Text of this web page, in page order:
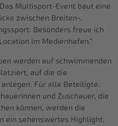
Multisport-Event baut eine
zwischen Breiten-,
Besonders freue ich
im Medienhafen.“
werden auf schwimmenden
auf die die
Für alle Beteiligte,
und Zuschauer, die
können, werden die
ein sehenswertes Highlight.